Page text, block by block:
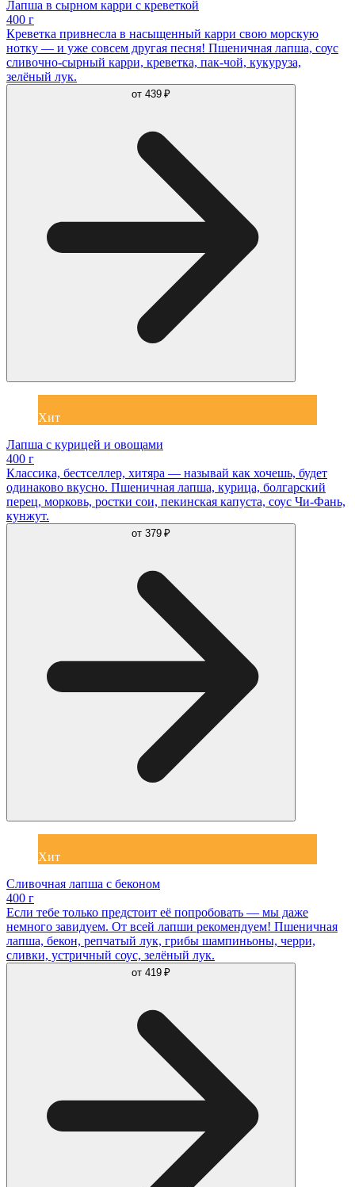
Лапша в сырном карри с креветкой
400 г
Креветка привнесла в насыщенный карри свою морскую
нотку — и уже совсем другая песня! Пшеничная лапша, соус
сливочно-сырный карри, креветка, пак-чой, кукуруза,
зелёный лук.
от 439 ₽
Хит
Лапша с курицей и овощами
400 г
Классика, бестселлер, хитяра — называй как хочешь, будет
одинаково вкусно. Пшеничная лапша, курица, болгарский
перец, морковь, ростки сои, пекинская капуста, соус Чи-Фань,
кунжут.
от 379 ₽
Хит
Сливочная лапша с беконом
400 г
Если тебе только предстоит её попробовать — мы даже
немного завидуем. От всей лапши рекомендуем! Пшеничная
лапша, бекон, репчатый лук, грибы шампиньоны, черри,
сливки, устричный соус, зелёный лук.
от 419 ₽